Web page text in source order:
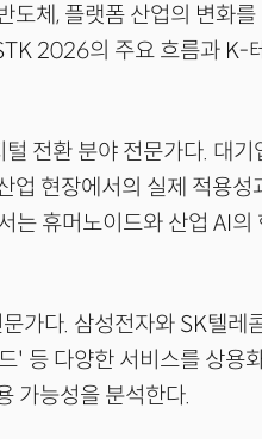
도체, 플랫폼 산업의 변화
2026의 주요 흐름과 K-
전환 분야 전문가다. 대
업 현장에서의 실제 적용성
는 휴머노이드와 산업 AI의
가다. 삼성전자와 SK텔레
' 등 다양한 서비스를 상용
가능성을 분석한다.